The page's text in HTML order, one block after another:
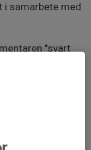
i samarbete med
"svart